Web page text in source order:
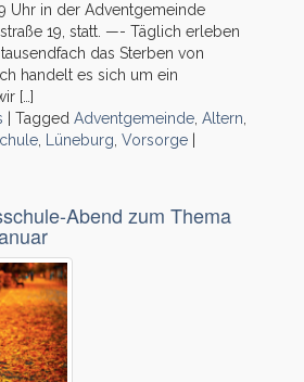
Uhr in der Adventgemeinde
19, statt. —- Täglich erleben
das Sterben von
handelt es sich um ein
[…]
Tagged Adventgemeinde Altern
Lüneburg Vorsorge
Abend zum Thema